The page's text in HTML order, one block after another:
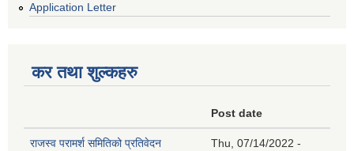
Application Letter
कर तथा शुल्कहरु
Post date
राजस्व परामर्श समितिको प्रतिवेदन
Thu, 07/14/2022 -